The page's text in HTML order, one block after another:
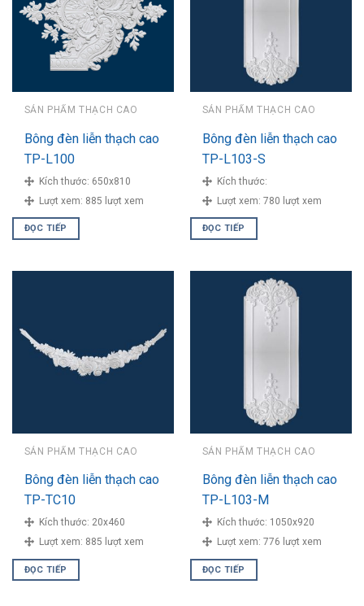
SẢN PHẨM THẠCH CAO
Bông đèn liễn thạch cao
TP-L100
Kích thước: 650x810
Lượt xem: 885 lượt xem
ĐỌC TIẾP
SẢN PHẨM THẠCH CAO
Bông đèn liễn thạch cao
TP-L103-S
Kích thước:
Lượt xem: 780 lượt xem
ĐỌC TIẾP
SẢN PHẨM THẠCH CAO
Bông đèn liễn thạch cao
TP-TC10
Kích thước: 20x460
Lượt xem: 885 lượt xem
ĐỌC TIẾP
SẢN PHẨM THẠCH CAO
Bông đèn liễn thạch cao
TP-L103-M
Kích thước: 1050x920
Lượt xem: 776 lượt xem
ĐỌC TIẾP